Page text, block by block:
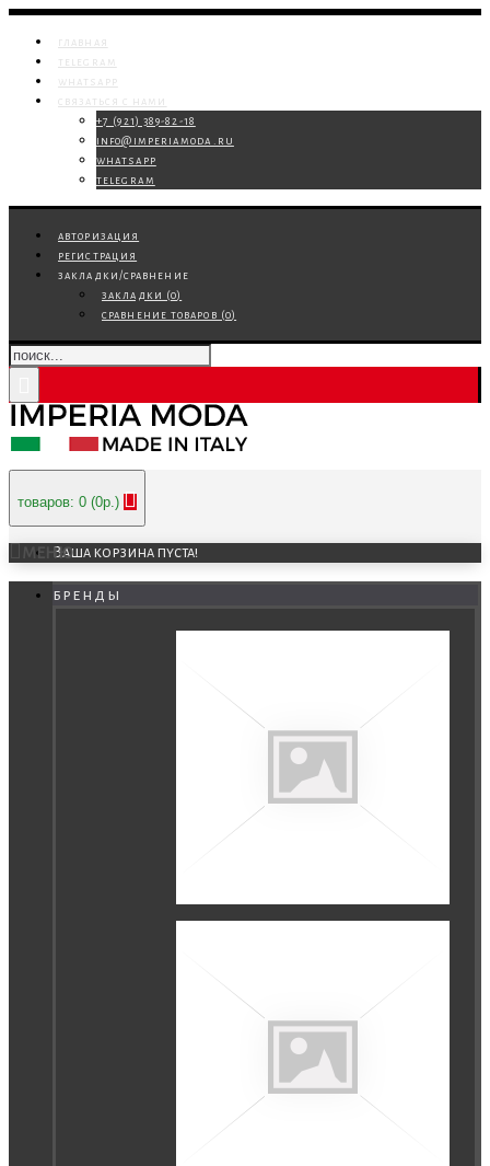
главная
telegram
whatsapp
связаться с нами
+7 (921) 389-82-18
info@imperiamoda.ru
whatsapp
telegram
авторизация
регистрация
закладки/сравнение
закладки (0)
сравнение товаров (0)
товаров: 0 (0р.)
Ваша корзина пуста!
МЕНЮ
бренды